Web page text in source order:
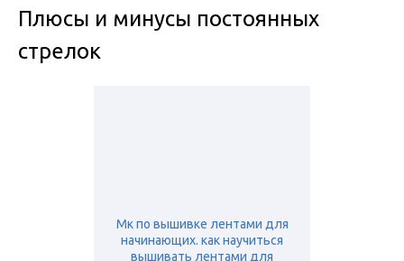
Плюсы и минусы постоянных
стрелок
Мк по вышивке лентами для
начинающих. как научиться
вышивать лентами для